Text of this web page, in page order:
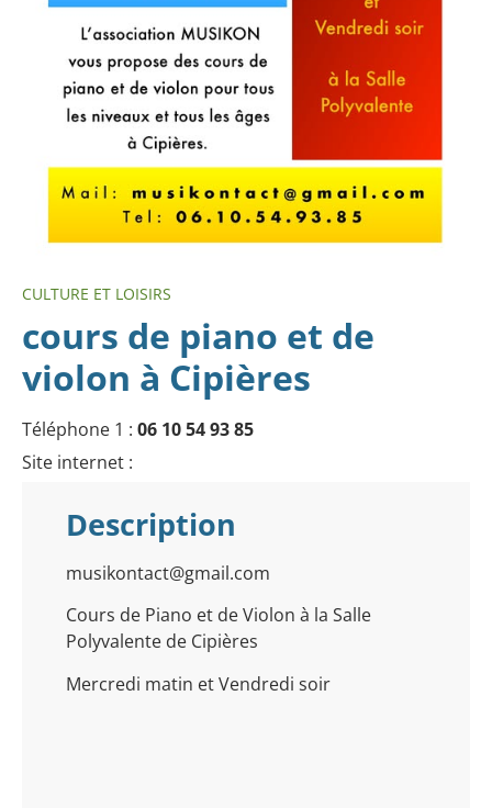
CULTURE ET LOISIRS
cours de piano et de
violon à Cipières
Téléphone 1 : 06 10 54 93 85
Site internet :
Description
musikontact@gmail.com
Cours de Piano et de Violon à la Salle
Polyvalente de Cipières
Mercredi matin et Vendredi soir